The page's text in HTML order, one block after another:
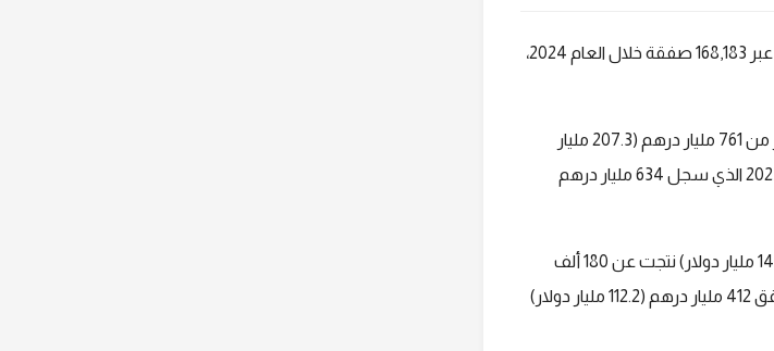
ارتفعت مبيعات العقارات السكنية في دبي إلى أكثر 408 مليارات درهم (111.08 مليار دولار) عبر 168,183 صفقة خلال العام 2024،
حطمت التصرفات العقارية في دبي خلال عام 2024 أرقاماً قياسية، بعد أن وصلت إلى أكثر من 761 مليار درهم (207.3 مليار
دولار)، نتجت عن 226 ألف معاملة، بنمو 20% و26% من حيث القيمة والعدد مقارنة بعام 2023 الذي سجل 634 مليار درهم
إلى 522 مليار درهم (142.2 مليار دولار) نتجت عن 180 ألف
صفقة بزيادة 26.7% و14% من حيث القيمة والعدد على التوالي مقارنة بعام 2023؛ حيث حقق 412 مليار درهم (112.2 مليار دولار)